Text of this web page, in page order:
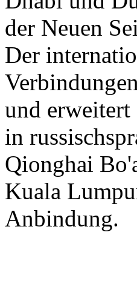
der Neuen
Der
und erweitert
in
Qionghai
Kuala
Anbindung.